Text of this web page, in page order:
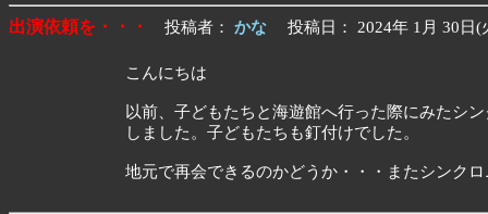
出演依頼を・・・ 投稿者： かな 投稿日： 2024年 1月 30日(
こんにちは
以前、子どもたちと海遊館へ行った際にみたシ
しました。子どもたちも釘付けでした。
地元で再会できるのかどうか・・・またシンク